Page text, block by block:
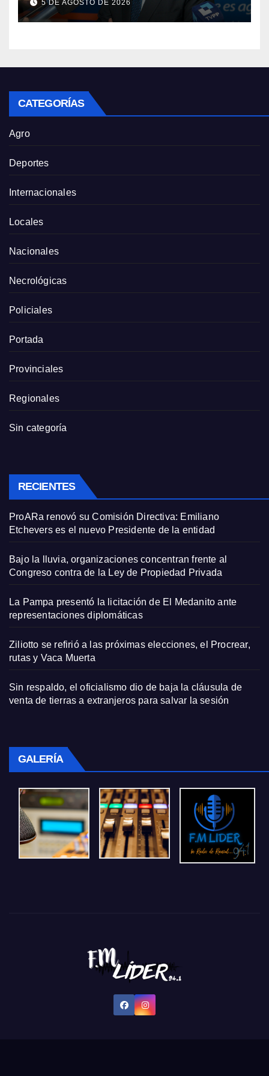
5 DE AGOSTO DE 2026
CATEGORÍAS
Agro
Deportes
Internacionales
Locales
Nacionales
Necrológicas
Policiales
Portada
Provinciales
Regionales
Sin categoría
RECIENTES
ProARa renovó su Comisión Directiva: Emiliano
Etchevers es el nuevo Presidente de la entidad
Bajo la lluvia, organizaciones concentran frente al
Congreso contra de la Ley de Propiedad Privada
La Pampa presentó la licitación de El Medanito ante
representaciones diplomáticas
Ziliotto se refirió a las próximas elecciones, el Procrear,
rutas y Vaca Muerta
Sin respaldo, el oficialismo dio de baja la cláusula de
venta de tierras a extranjeros para salvar la sesión
GALERÍA